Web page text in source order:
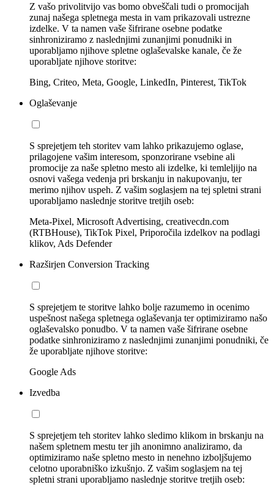
Z vašo privolitvijo vas bomo obveščali tudi o promocijah
zunaj našega spletnega mesta in vam prikazovali ustrezne
izdelke. V ta namen vaše šifrirane osebne podatke
sinhroniziramo z naslednjimi zunanjimi ponudniki in
uporabljamo njihove spletne oglaševalske kanale, če že
uporabljate njihove storitve:
Bing, Criteo, Meta, Google, LinkedIn, Pinterest, TikTok
Oglaševanje
S sprejetjem teh storitev vam lahko prikazujemo oglase,
prilagojene vašim interesom, sponzorirane vsebine ali
promocije za naše spletno mesto ali izdelke, ki temleljijo na
osnovi vašega vedenja pri brskanju in nakupovanju, ter
merimo njihov uspeh. Z vašim soglasjem na tej spletni strani
uporabljamo naslednje storitve tretjih oseb:
Meta-Pixel, Microsoft Advertising, creativecdn.com
(RTBHouse), TikTok Pixel, Priporočila izdelkov na podlagi
klikov, Ads Defender
Razširjen Conversion Tracking
S sprejetjem te storitve lahko bolje razumemo in ocenimo
uspešnost našega spletnega oglaševanja ter optimiziramo našo
oglaševalsko ponudbo. V ta namen vaše šifrirane osebne
podatke sinhroniziramo z naslednjimi zunanjimi ponudniki, če
že uporabljate njihove storitve:
Google Ads
Izvedba
S sprejetjem teh storitev lahko sledimo klikom in brskanju na
našem spletnem mestu ter jih anonimno analiziramo, da
optimiziramo naše spletno mesto in nenehno izboljšujemo
celotno uporabniško izkušnjo. Z vašim soglasjem na tej
spletni strani uporabljamo naslednje storitve tretjih oseb: